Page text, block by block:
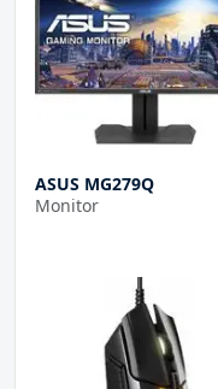
ASUS MG279Q
Monitor